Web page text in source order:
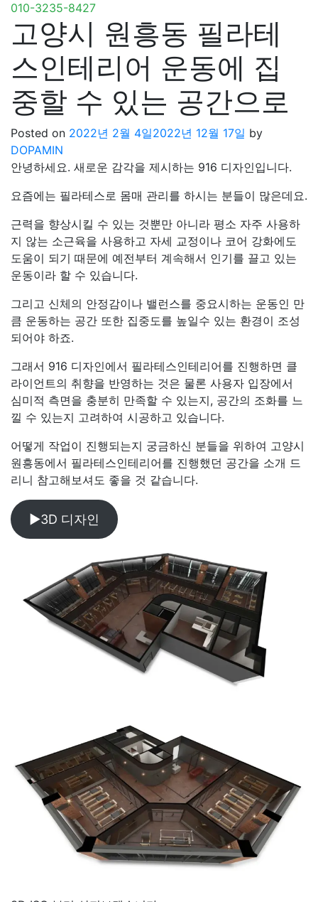
010-3235-8427
고양시 원흥동 필라테
스인테리어 운동에 집
중할 수 있는 공간으로
Posted on 2022년 2월 4일2022년 12월 17일 by
DOPAMIN
안녕하세요. 새로운 감각을 제시하는 916 디자인입니다.
요즘에는 필라테스로 몸매 관리를 하시는 분들이 많은데요.
근력을 향상시킬 수 있는 것뿐만 아니라 평소 자주 사용하
지 않는 소근육을 사용하고 자세 교정이나 코어 강화에도
도움이 되기 때문에 예전부터 계속해서 인기를 끌고 있는
운동이라 할 수 있습니다.
그리고 신체의 안정감이나 밸런스를 중요시하는 운동인 만
큼 운동하는 공간 또한 집중도를 높일수 있는 환경이 조성
되어야 하죠.
그래서 916 디자인에서 필라테스인테리어를 진행하면 클
라이언트의 취향을 반영하는 것은 물론 사용자 입장에서
심미적 측면을 충분히 만족할 수 있는지, 공간의 조화를 느
낄 수 있는지 고려하여 시공하고 있습니다.
어떻게 작업이 진행되는지 궁금하신 분들을 위하여 고양시
원흥동에서 필라테스인테리어를 진행했던 공간을 소개 드
리니 참고해보셔도 좋을 것 같습니다.
▶3D 디자인